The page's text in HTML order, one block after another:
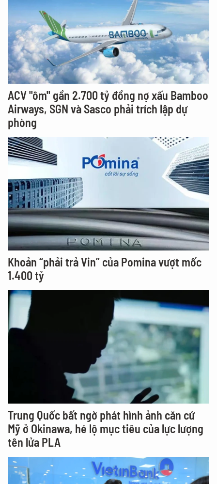
ACV "ôm" gần 2.700 tỷ đồng nợ xấu Bamboo
Airways, SGN và Sasco phải trích lập dự
phòng
Khoản “phải trả Vin” của Pomina vượt mốc
1.400 tỷ
Trung Quốc bất ngờ phát hình ảnh căn cứ
Mỹ ở Okinawa, hé lộ mục tiêu của lực lượng
tên lửa PLA